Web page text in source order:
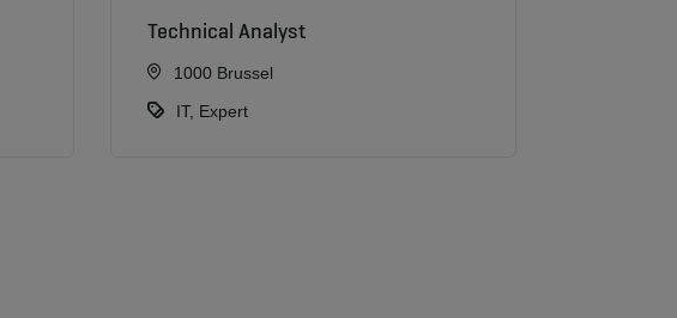
Technical Analyst
1000 Brussel
IT, Expert